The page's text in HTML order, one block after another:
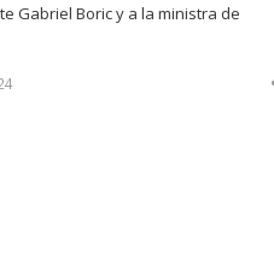
Gabriel Boric y a la ministra de